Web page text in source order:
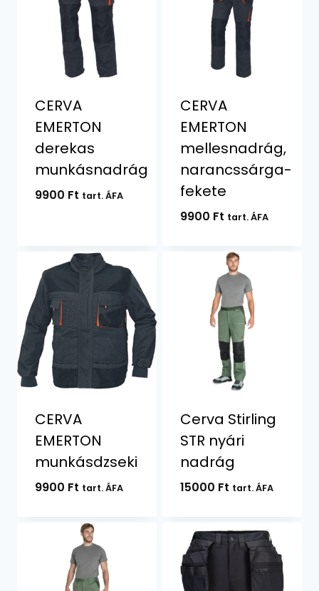
CERVA
EMERTON
derekas
munkásnadrág
9900 Ft tart. ÁFA
CERVA
EMERTON
mellesnadrág,
narancssárga-
fekete
9900 Ft tart. ÁFA
CERVA
EMERTON
munkásdzseki
9900 Ft tart. ÁFA
Cerva Stirling
STR nyári
nadrág
15000 Ft tart. ÁFA